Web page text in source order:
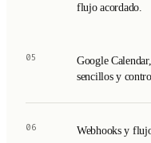
flujo acordado.
05
Google
sencillos y
06 Webhooks y